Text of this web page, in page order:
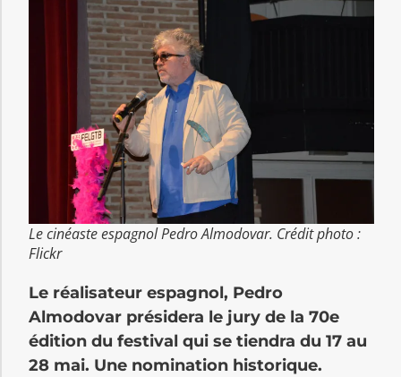
Le cinéaste espagnol Pedro Almodovar. Crédit photo :
Flickr
Le réalisateur espagnol, Pedro
Almodovar présidera le jury de la 70e
édition du festival qui se tiendra du 17 au
28 mai. Une nomination historique.